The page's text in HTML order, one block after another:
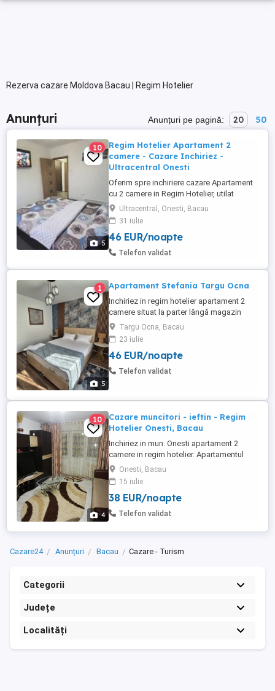
Rezerva cazare Moldova Bacau | Regim Hotelier
Anunțuri Anunțuri pe pagină: 20 50
5
10
Regim Hotelier Apartament 2
camere - Cazare Inchiriez -
Ultracentral Onesti
Oferim spre inchiriere cazare Apartament
cu 2 camere in Regim Hotelier, utilat
modern si complet mobilat, toate
echipamentele fiind in perfecta stare de
functionare. Locatia este situata intr-o
zona Ultracentrala si usor accesibila a
orasului Onesti, oferindu-va totodata un
Ultracentral, Onesti, Bacau
31 iulie
46 EUR/noapte
Telefon validat
5
1 Apartament Stefania Targu Ocna
Inchiriez in regim hotelier apartament 2
camere situat la parter lângă magazin
pennyTargu Ocna, Bacau
23 iulie
46 EUR/noapte
Telefon validat
4
10
Cazare muncitori - ieftin - Regim
Hotelier Onesti, Bacau
Inchiriez in mun. Onesti apartament 2
camere in regim hotelier. Apartamentul
este proaspat renovat, utilat, mobilat, tv
smart in camere si bucatarie, internet,
cablu tv, masina de spalat, microunde,
espresor, fier de călcat, etc. Pretul este de
200 ei pe zi - 2- 3 persoane.
Onesti, Bacau
15 iulie
38 EUR/noapte
Telefon validat
Cazare24 Anunțuri Bacau Cazare - Turism
Categorii
Județe
Localități